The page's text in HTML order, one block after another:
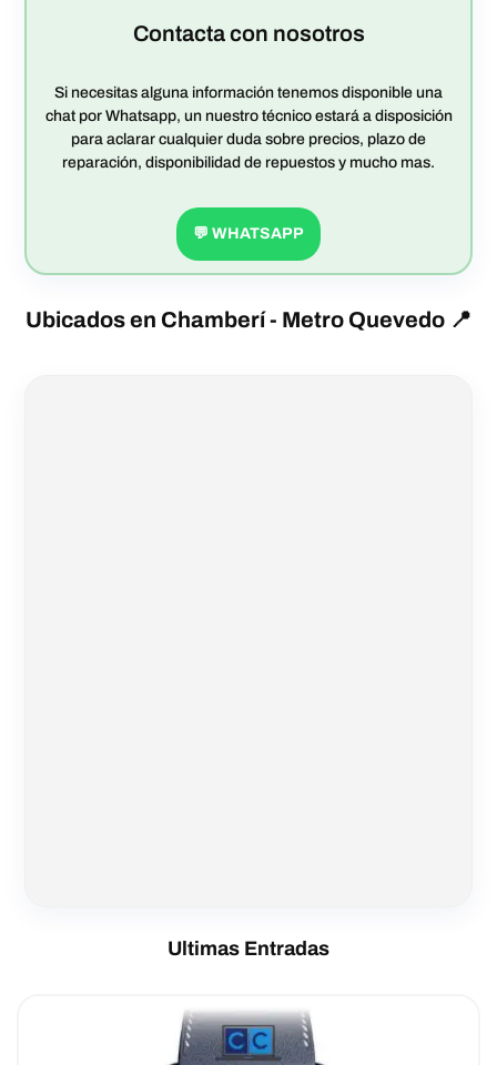
Contacta con nosotros
Si necesitas alguna información tenemos disponible una
chat por Whatsapp, un nuestro técnico estará a disposición
para aclarar cualquier duda sobre precios, plazo de
reparación, disponibilidad de repuestos y mucho mas.
💬 WHATSAPP
Ubicados en Chamberí - Metro Quevedo 📍
Ultimas Entradas